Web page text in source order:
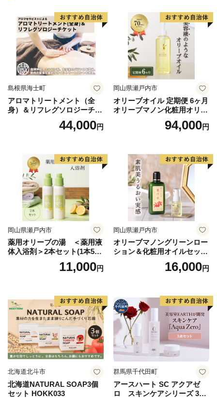
島根県海士町
アロマトリートメント（全
身）＆リフレグソロジーチケ
44,000円
岡山県瀬戸内市
オリーブオイル 定期便 6ヶ月
オリーブマノン化粧用オリー
ブオイル 200ml オリーブ オ
イル 美容 スキンケア 化粧用
94,000円
岡山県瀬戸内市
薬用オリーブの湯 ＜薬用液
体入浴剤＞2本セット(1本500
11,000円
岡山県瀬戸内市
オリーブマノングリーンロー
ション＆化粧用オイルセット
美容グッズ スキンケア 化粧
16,000円
北海道北斗市
北海道NATURAL SOAP3個
セット HOKK033
群馬県千代田町
アースハート SC アクアゼ
ロ スキンケアシリーズ 3点